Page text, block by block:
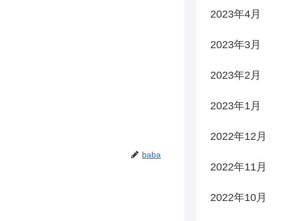
baba
2023年4月
2023年3月
2023年2月
2023年1月
2022年12月
2022年11月
2022年10月